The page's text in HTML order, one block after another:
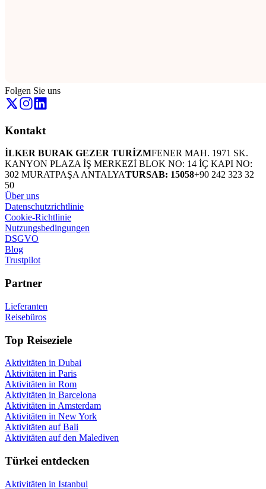
Folgen Sie uns
Kontakt
İLKER BURAK GEZER TURİZMFENER MAH. 1971 SK.
KANYON PLAZA İŞ MERKEZİ BLOK NO: 14 İÇ KAPI NO:
302 MURATPAŞA ANTALYATURSAB: 15058+90 242 323 32
50
Über uns
Datenschutzrichtlinie
Cookie-Richtlinie
Nutzungsbedingungen
DSGVO
Blog
Trustpilot
Partner
Lieferanten
Reisebüros
Top Reiseziele
Aktivitäten in Dubai
Aktivitäten in Paris
Aktivitäten in Rom
Aktivitäten in Barcelona
Aktivitäten in Amsterdam
Aktivitäten in New York
Aktivitäten auf Bali
Aktivitäten auf den Malediven
Türkei entdecken
Aktivitäten in Istanbul